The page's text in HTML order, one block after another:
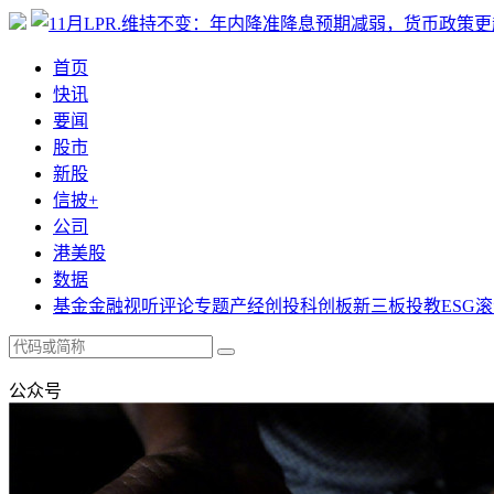
首页
快讯
要闻
股市
新股
信披+
公司
港美股
数据
基金金融视听评论专题产经创投科创板新三板投教ESG
公众号